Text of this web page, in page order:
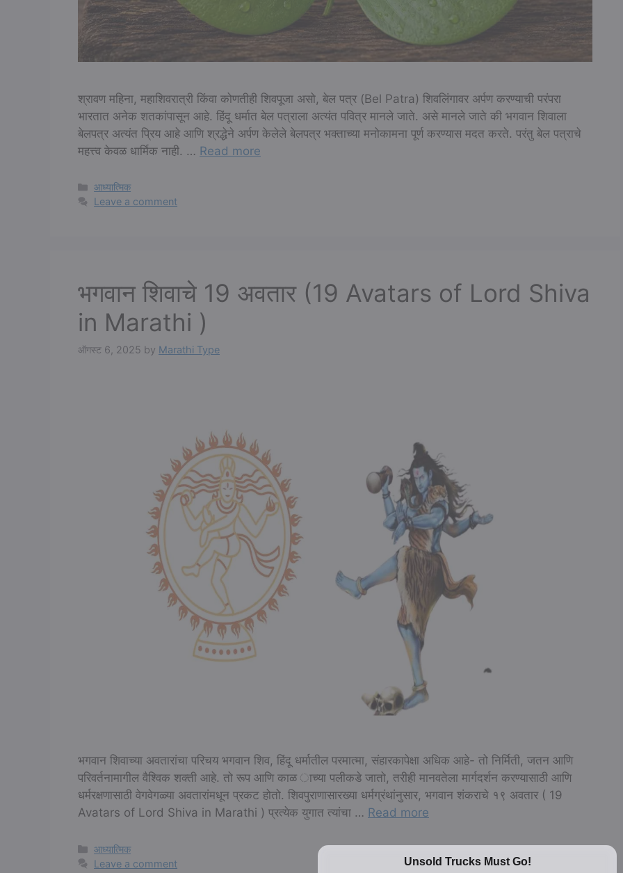
श्रावण महिना, महाशिवरात्री किंवा कोणतीही शिवपूजा असो, बेल पत्र (Bel Patra) शिवलिंगावर अर्पण करण्याची परंपरा
भारतात अनेक शतकांपासून आहे. हिंदू धर्मात बेल पत्राला अत्यंत पवित्र मानले जाते. असे मानले जाते की भगवान शिवाला
बेलपत्र अत्यंत प्रिय आहे आणि श्रद्धेने अर्पण केलेले बेलपत्र भक्ताच्या मनोकामना पूर्ण करण्यास मदत करते. परंतु बेल पत्राचे
महत्त्व केवळ धार्मिक नाही. … Read more
Categories
आध्यात्मिक
Leave a comment
भगवान शिवाचे 19 अवतार (19 Avatars of Lord Shiva
in Marathi )
ऑगस्ट 6, 2025 by Marathi Type
भगवान शिवाच्या अवतारांचा परिचय भगवान शिव, हिंदू धर्मातील परमात्मा, संहारकापेक्षा अधिक आहे- तो निर्मिती, जतन आणि
परिवर्तनामागील वैश्विक शक्ती आहे. तो रूप आणि काळ ाच्या पलीकडे जातो, तरीही मानवतेला मार्गदर्शन करण्यासाठी आणि
धर्मरक्षणासाठी वेगवेगळ्या अवतारांमधून प्रकट होतो. शिवपुराणासारख्या धर्मग्रंथांनुसार, भगवान शंकराचे १९ अवतार ( 19
Avatars of Lord Shiva in Marathi ) प्रत्येक युगात त्यांचा … Read more
Categories
आध्यात्मिक
Leave a comment